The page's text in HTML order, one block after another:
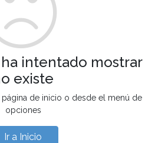
intentado mostrar
existe
página de inicio o desde el menú de
opciones
Ir a Inicio